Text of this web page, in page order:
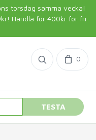
torsdag samma vecka!
Handla för 400kr för fri
0
TESTA